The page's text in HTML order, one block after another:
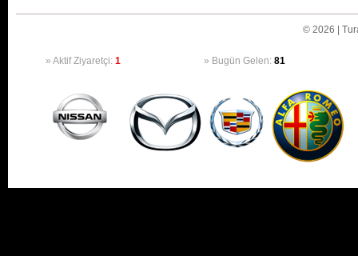
© 2026 |
» Aktif Ziyaretçi: 1 » Bugün Gelen: 81